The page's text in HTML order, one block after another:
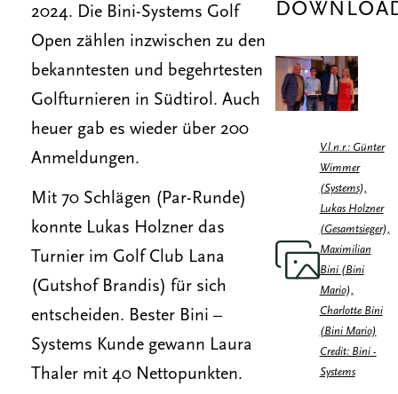
2024. Die Bini-Systems Golf
Open zählen inzwischen zu den
bekanntesten und begehrtesten
Golfturnieren in Südtirol. Auch
heuer gab es wieder über 200
Anmeldungen.
Mit 70 Schlägen (Par-Runde)
konnte Lukas Holzner das
Turnier im Golf Club Lana
(Gutshof Brandis) für sich
entscheiden. Bester Bini –
Systems Kunde gewann Laura
Thaler mit 40 Nettopunkten.
V.l.n.r.: Günter
Wimmer
(Systems),
Lukas Holzner
(Gesamtsieger),
Maximilian
Bini (Bini
Mario),
Charlotte Bini
(Bini Mario)
Credit: Bini -
Systems